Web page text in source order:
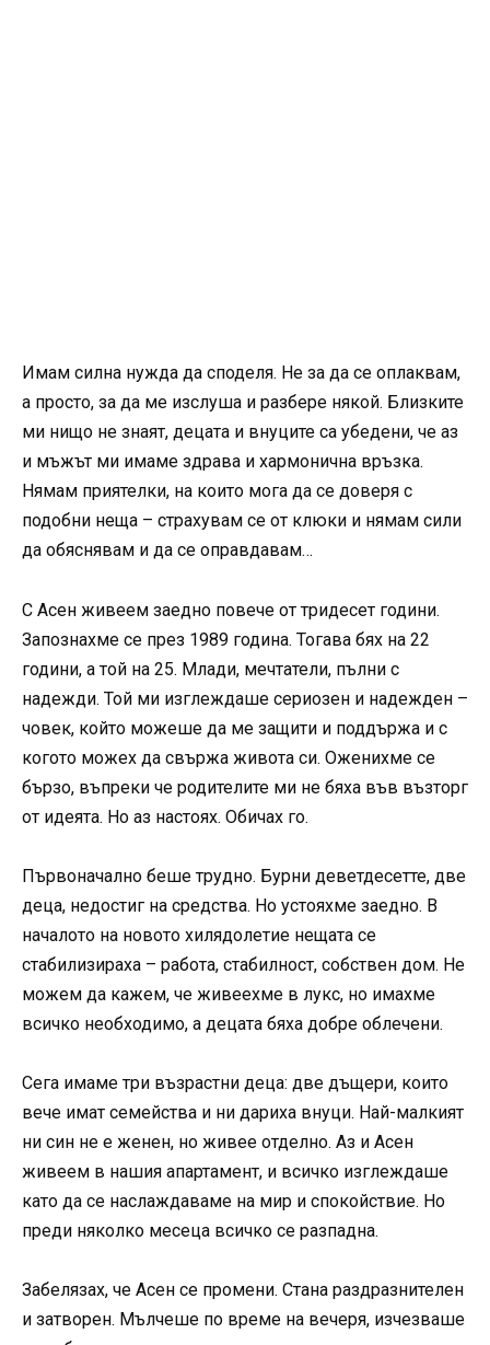
Имам силна нужда да споделя. Не за да се оплаквам,
а просто, за да ме изслуша и разбере някой. Близките
ми нищо не знаят, децата и внуците са убедени, че аз
и мъжът ми имаме здрава и хармонична връзка.
Нямам приятелки, на които мога да се доверя с
подобни неща – страхувам се от клюки и нямам сили
да обяснявам и да се оправдавам…
С Асен живеем заедно повече от тридесет години.
Запознахме се през 1989 година. Тогава бях на 22
години, а той на 25. Млади, мечтатели, пълни с
надежди. Той ми изглеждаше сериозен и надежден –
човек, който можеше да ме защити и поддържа и с
когото можех да свържа живота си. Оженихме се
бързо, въпреки че родителите ми не бяха във възторг
от идеята. Но аз настоях. Обичах го.
Първоначално беше трудно. Бурни деветдесетте, две
деца, недостиг на средства. Но устояхме заедно. В
началото на новото хилядолетие нещата се
стабилизираха – работа, стабилност, собствен дом. Не
можем да кажем, че живеехме в лукс, но имахме
всичко необходимо, а децата бяха добре облечени.
Сега имаме три възрастни деца: две дъщери, които
вече имат семейства и ни дариха внуци. Най-малкият
ни син не е женен, но живее отделно. Аз и Асен
живеем в нашия апартамент, и всичко изглеждаше
като да се наслаждаваме на мир и спокойствие. Но
преди няколко месеца всичко се разпадна.
Забелязах, че Асен се промени. Стана раздразнителен
и затворен. Мълчеше по време на вечеря, изчезваше